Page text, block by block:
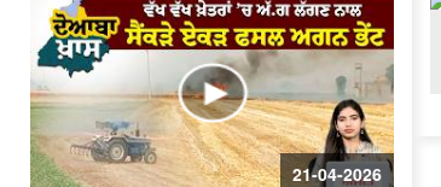
21-04-2026